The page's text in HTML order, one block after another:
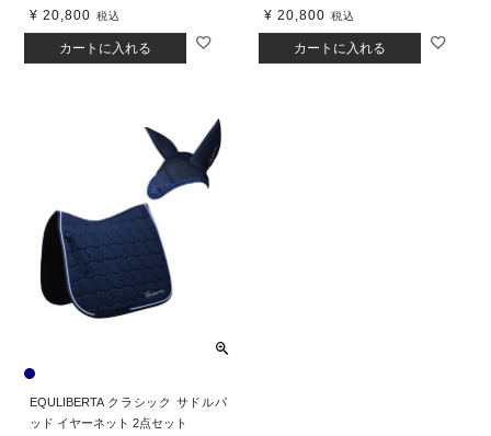
¥ 20,800 税込
カートに入れる
¥ 20,800 税込
カートに入れる
EQULIBERTA クラシック サドルパ
ッド イヤーネット 2点セット